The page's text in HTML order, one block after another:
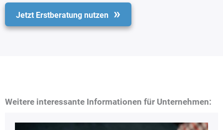
Jetzt Erstberatung nutzen
Weitere interessante Informationen für Unternehmen: